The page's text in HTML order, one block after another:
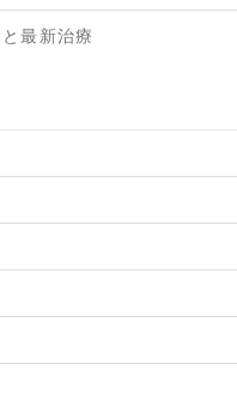
最新治療